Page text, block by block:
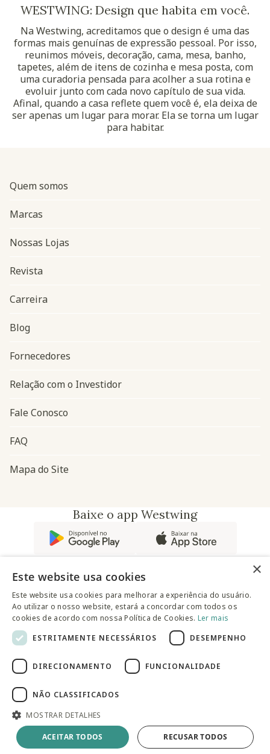
Adicionar à sacola
WESTWING: Design que habita em você.
Na Westwing, acreditamos que o design é uma das
formas mais genuínas de expressão pessoal. Por isso,
reunimos móveis, decoração, cama, mesa, banho,
tapetes, além de itens de cozinha e mesa posta, com
uma curadoria pensada para acolher a sua rotina e
evoluir junto com cada novo capítulo de sua vida.
Afinal, quando a casa reflete quem você é, ela deixa de
ser apenas um lugar para morar. Ela se torna um lugar
para habitar.
Navegação do rodapé
Quem somos
Marcas
Nossas Lojas
Revista
Carreira
Blog
Fornecedores
Relação com o Investidor
Fale Conosco
FAQ
Mapa do Site
Baixe o app Westwing
@westwingbr
Somos uma empresa certificada
© 2025 Westwing Comércio Varejista S.A WESTWING
Av. Queiroz Filho, 1700 - Torre A 5° andar - Vila Hamburguesa -
São Paulo
×
Este website usa cookies
Este website usa cookies para melhorar a experiência do usuário.
Ao utilizar o nosso website, estará a concordar com todos os
cookies de acordo com nossa Política de Cookies. Ler mais
ESTRITAMENTE NECESSÁRIOS
DESEMPENHO
DIRECIONAMENTO FUNCIONALIDADE
NÃO CLASSIFICADOS
MOSTRAR DETALHES
ACEITAR TODOS RECUSAR TODOS